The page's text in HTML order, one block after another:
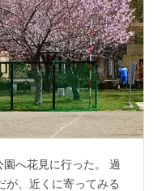
へ花見に行った。 過
が、近くに寄ってみる